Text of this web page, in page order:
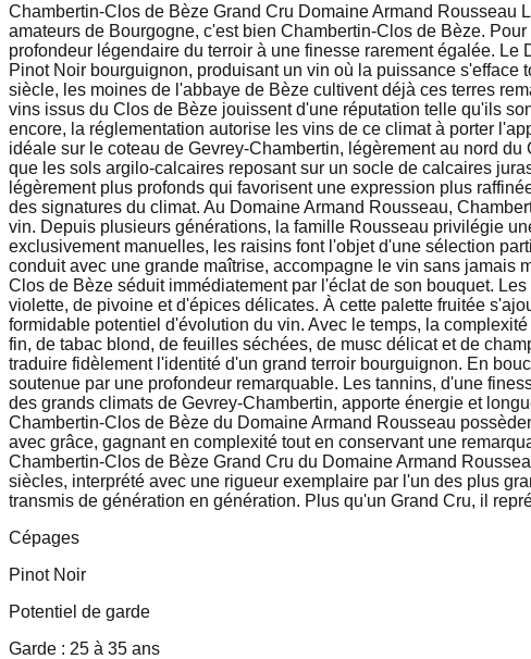
Chambertin-Clos de Bèze Grand Cru Domaine Armand
amateurs de Bourgogne, c'est bien Chambertin-Clos de Bèze.
profondeur légendaire du terroir à une finesse rarement égalée.
Pinot Noir bourguignon, produisant un vin où la puissance
siècle, les moines de l'abbaye de Bèze cultivent déjà ces terres
vins issus du Clos de Bèze jouissent d'une réputation telle qu'ils
encore, la réglementation autorise les vins de ce climat à porter
idéale sur le coteau de Gevrey-Chambertin, légèrement au nord
que les sols argilo-calcaires reposant sur un socle de calcaires
légèrement plus profonds qui favorisent une expression plus
des signatures du climat. Au Domaine Armand Rousseau,
vin. Depuis plusieurs générations, la famille Rousseau privilégie
exclusivement manuelles, les raisins font l'objet d'une sélection
conduit avec une grande maîtrise, accompagne le vin sans jamais
Clos de Bèze séduit immédiatement par l'éclat de son bouquet.
violette, de pivoine et d'épices délicates. À cette palette fruitée
formidable potentiel d'évolution du vin. Avec le temps, la
fin, de tabac blond, de feuilles séchées, de musc délicat et de
traduire fidèlement l'identité d'un grand terroir bourguignon. En
soutenue par une profondeur remarquable. Les tannins, d'une
des grands climats de Gevrey-Chambertin, apporte énergie et
Chambertin-Clos de Bèze du Domaine Armand Rousseau
avec grâce, gagnant en complexité tout en conservant une
Chambertin-Clos de Bèze Grand Cru du Domaine Armand
siècles, interprété avec une rigueur exemplaire par l'un des plus
transmis de génération en génération. Plus qu'un Grand Cru, il
Cépages
Pinot Noir
Potentiel de garde
Garde : 25 à 35 ans